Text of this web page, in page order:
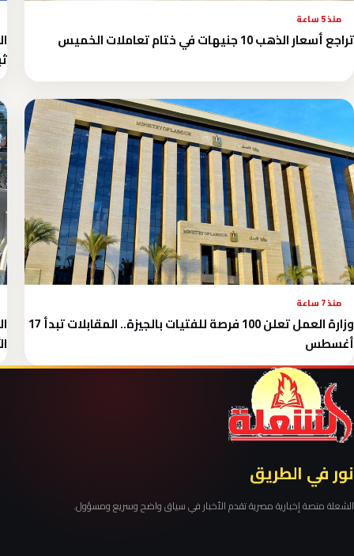
منذ 5 ساعة
تراجع أسعار الذهب 10 جنيهات في ختام تعاملات الخميس
منذ 7 ساعة
وزارة العمل تعلن 100 فرصة للفتيات بالجيزة.. المقابلات تبدأ 17
أغسطس
نور في الطريق
الشعلة منصة إخبارية مصرية تقدم الأخبار في سياق واضح وسريع ومسؤول.